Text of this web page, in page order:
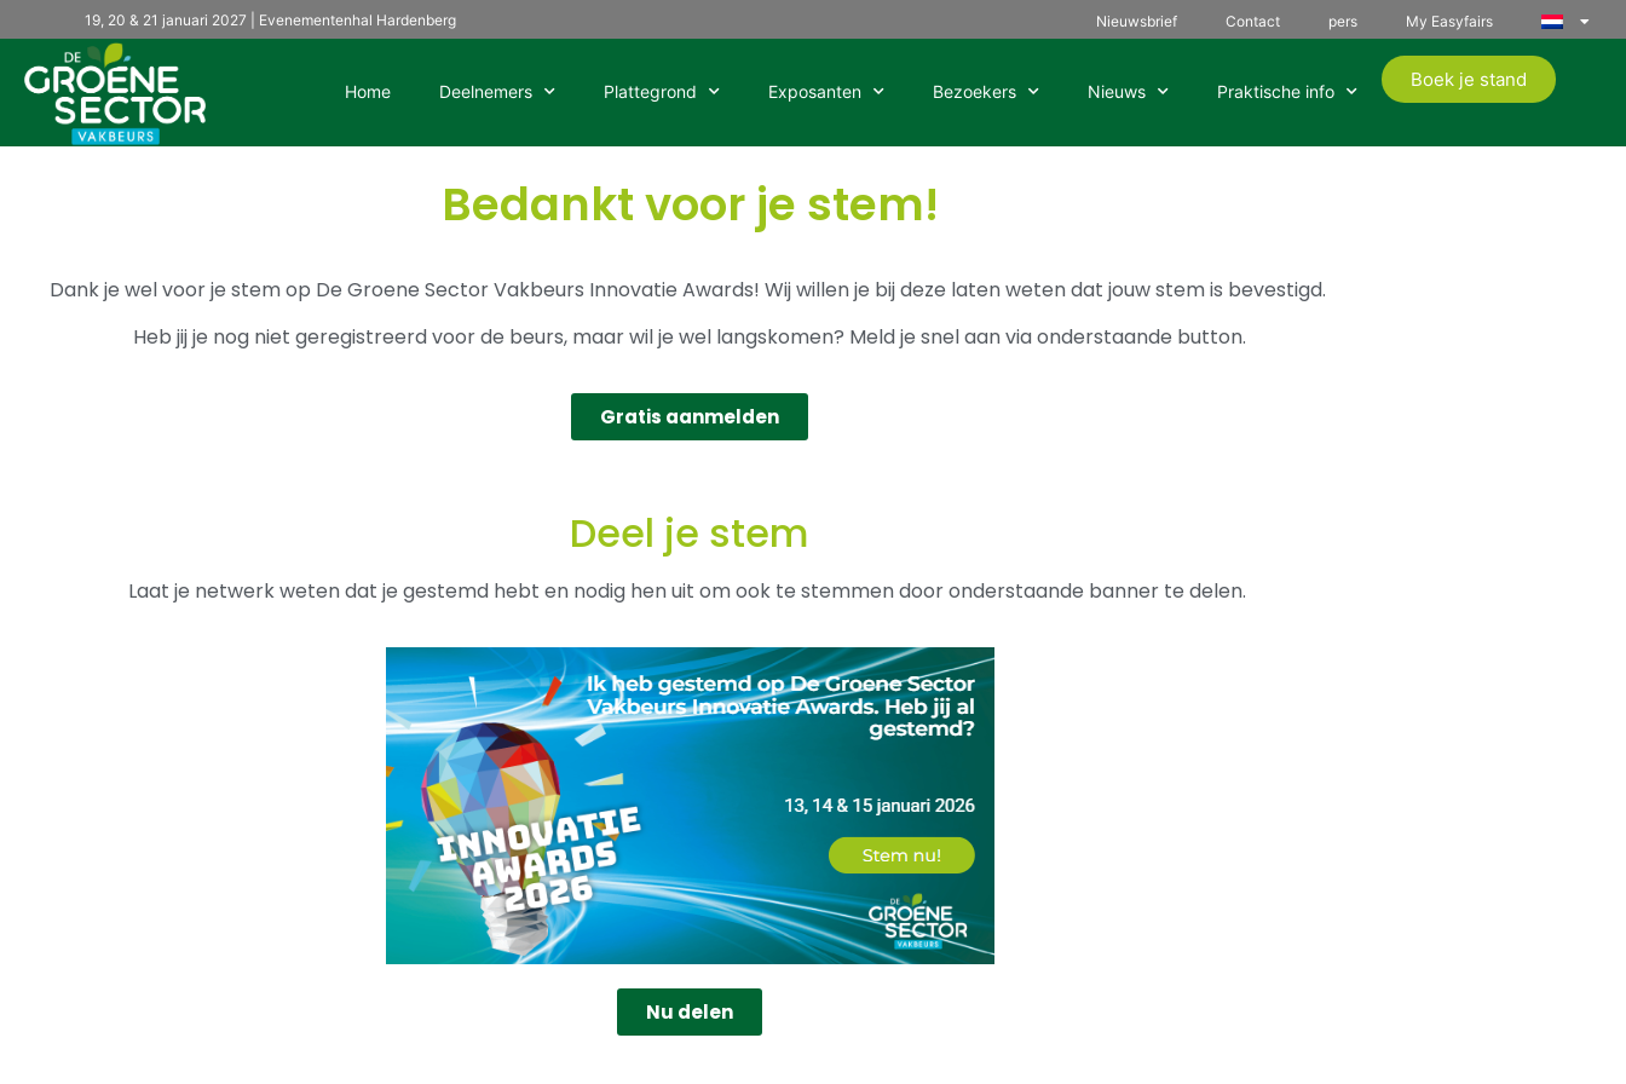
19, 20 & 21 januari 2027 | Evenementenhal Hardenberg Nieuwsbrief Contact pers My Easyfairs
Home Deelnemers Plattegrond Exposanten Bezoekers Nieuws Praktische info Boek je stand
Bedankt voor je stem!
Dank je wel voor je stem op De Groene Sector Vakbeurs Innovatie Awards! Wij willen je bij deze laten weten dat jouw stem is bevestigd.
Heb jij je nog niet geregistreerd voor de beurs, maar wil je wel langskomen? Meld je snel aan via onderstaande button.
Gratis aanmelden
Deel je stem
Laat je netwerk weten dat je gestemd hebt en nodig hen uit om ook te stemmen door onderstaande banner te delen.
Nu delen